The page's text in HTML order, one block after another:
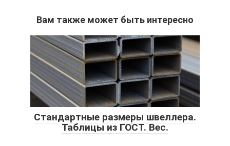
Вам также может быть интересно
Стандартные размеры швеллера.
Таблицы из ГОСТ. Вес.